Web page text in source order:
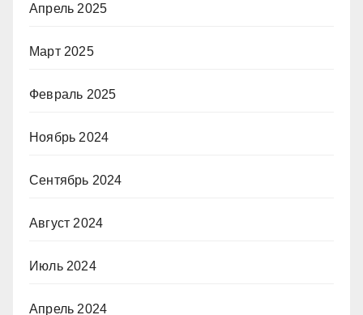
Апрель 2025
Март 2025
Февраль 2025
Ноябрь 2024
Сентябрь 2024
Август 2024
Июль 2024
Апрель 2024